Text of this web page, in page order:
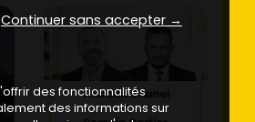
Continuer sans accepter →
des fonctionnalités
des informations sur